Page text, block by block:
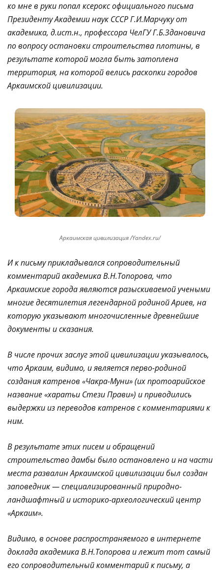
ко мне в руки попал ксерокс официального письма
Президенту Академии наук СССР Г.И.Марчуку от
академика, д.ист.н., профессора ЧелГУ Г.Б.Здановича
по вопросу остановки строительства плотины, в
результате которой могла быть затоплена
территория, на которой велись раскопки городов
Аркаимской цивилизации.
Аркаимская цивилизация /Yandex.ru/
И к письму прикладывался сопроводительный
комментарий академика В.Н.Топорова, что
Аркаимские города являются разыскиваемой учеными
многие десятилетия легендарной родиной Ариев, на
которую указывают многочисленные древнейшие
документы и сказания.
В числе прочих заслуг этой цивилизации указывалось,
что Аркаим, видимо, и является перво-родиной
создания катренов «Чакра-Муни» (их протоарийское
название «харатьи Стези Прави») и приводились
выдержки из переводов катренов с комментариями к
ним.
В результате этих писем и обращений
строительство дамбы было остановлено и на части
места развалин Аркаимской цивилизации был создан
заповедник — специализированный природно-
ландшафтный и историко-археологический центр
«Аркаим».
Видимо, в основе распространяемого в интернете
доклада академика В.Н.Топорова и лежит тот самый
его сопроводительный комментарий к письму, а